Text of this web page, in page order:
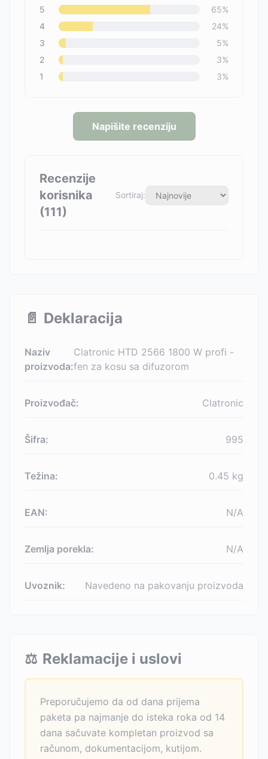
5 65%
4
24%
3
5%
2
3%
1
3%
Napišite recenziju
Recenzije
korisnika
(111)
Sortiraj:
📄 Deklaracija
Naziv
proizvoda:
Clatronic HTD 2566 1800 W profi -
fen za kosu sa difuzorom
Proizvođač: Clatronic
Šifra: 995
Težina: 0.45 kg
EAN: N/A
Zemlja porekla: N/A
Uvoznik: Navedeno na pakovanju proizvoda
⚖️ Reklamacije i uslovi
Preporučujemo da od dana prijema
paketa pa najmanje do isteka roka od 14
dana sačuvate kompletan proizvod sa
računom, dokumentacijom, kutijom.